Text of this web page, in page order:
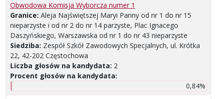
Obwodowa Komisja Wyborcza numer 1
Granice: Aleja Najświętszej Maryi Panny od nr 1 do nr 15
nieparzyste i od nr 2 do nr 14 parzyste, Plac Ignacego
Daszyńskiego, Warszawska od nr 1 do nr 43 nieparzyste
Siedziba: Zespół Szkół Zawodowych Specjalnych, ul. Krótka
22, 42-202 Częstochowa
Liczba głosów na kandydata: 2
Procent głosów na kandydata:
0,84%